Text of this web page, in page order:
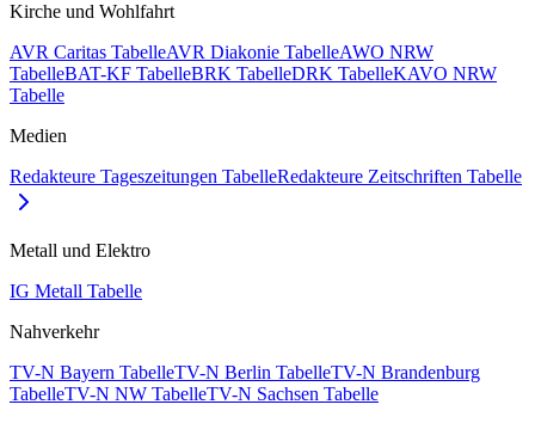
Kirche und Wohlfahrt
AVR Caritas TabelleAVR Diakonie TabelleAWO NRW
TabelleBAT-KF TabelleBRK TabelleDRK TabelleKAVO NRW
Tabelle
Medien
Redakteure Tageszeitungen TabelleRedakteure Zeitschriften Tabelle
Metall und Elektro
IG Metall Tabelle
Nahverkehr
TV-N Bayern TabelleTV-N Berlin TabelleTV-N Brandenburg
TabelleTV-N NW TabelleTV-N Sachsen Tabelle